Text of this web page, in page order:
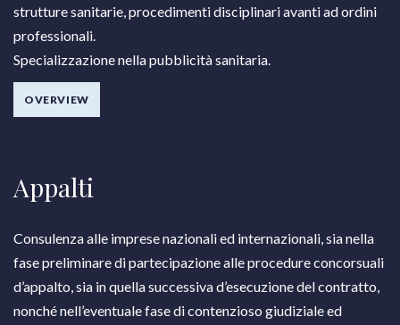
Tutti gli autori
strutture sanitarie, procedimenti disciplinari avanti ad ordini
professionali.
Specializzazione nella pubblicità sanitaria.
OVERVIEW
Appalti
Consulenza alle imprese nazionali ed internazionali, sia nella
fase preliminare di partecipazione alle procedure concorsuali
d’appalto, sia in quella successiva d’esecuzione del contratto,
nonché nell’eventuale fase di contenzioso giudiziale ed